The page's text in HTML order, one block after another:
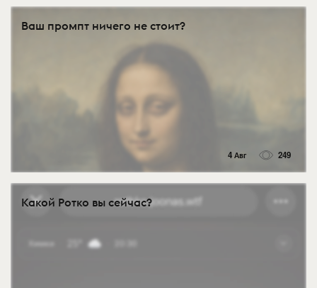
Ваш промпт ничего не стоит?
4 Авг 249
Какой Ротко вы сейчас?